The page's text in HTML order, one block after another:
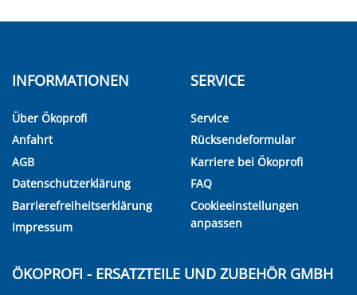
INFORMATIONEN
Über Ökoprofi
Anfahrt
AGB
Datenschutzerklärung
Barrierefreiheitserklärung
Impressum
SERVICE
Service
Rücksendeformular
Karriere bei Ökoprofi
FAQ
Cookieeinstellungen
anpassen
ÖKOPROFI - ERSATZTEILE UND ZUBEHÖR GMBH